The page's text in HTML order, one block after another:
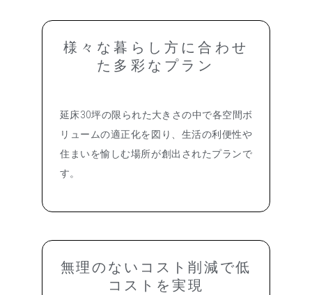
様々な暮らし方に合わせ
た多彩なプラン
延床30坪の限られた大きさの中で各空間ボ
リュームの適正化を図り、生活の利便性や
住まいを愉しむ場所が創出されたプランで
す。
無理のないコスト削減で低
コストを実現